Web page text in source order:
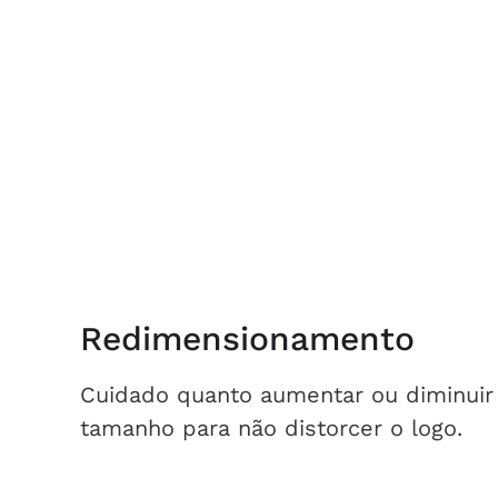
Redimensionamento
Cuidado quanto aumentar ou
tamanho para não distorcer o logo.